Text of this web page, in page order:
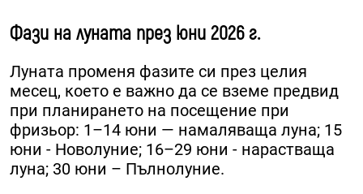
Фази на луната през юни 2026 г.
Луната променя фазите си през целия
месец, което е важно да се вземе предвид
при планирането на посещение при
фризьор: 1–14 юни — намаляваща луна; 15
юни - Новолуние; 16–29 юни - нарастваща
луна; 30 юни – Пълнолуние.